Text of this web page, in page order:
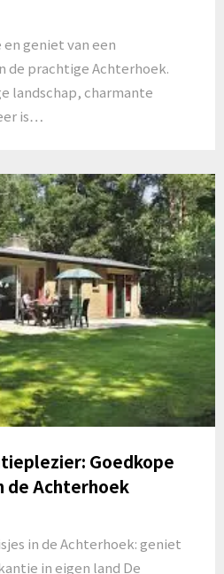
geniet van een
de prachtige Achterhoek.
landschap, charmante
is…
Goedkope
de Achterhoek
in de Achterhoek: geniet
in eigen land De